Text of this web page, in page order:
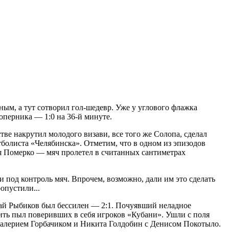
а тут сотворил гол-шедевр. Уже у углового флажка
— 1:0 на 36-й минуте.
накрутил молодого визави, все того же Солопа, сделал
«Челябинска». Отметим, что в одном из эпизодов
Померко — мяч пролетел в считанных сантиметрах
контроль мяч. Впрочем, возможно, дали им это сделать
Рыбиков был бессилен — 2:1. Почуявший неладное
пыл поверивших в себя игроков «Кубани». Ушли с поля
Горбачиком и Никита Голдобин с Денисом Покотыло.